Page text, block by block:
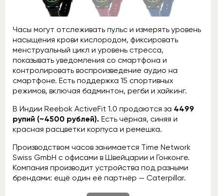
Часы могут отслеживать пульс и измерять уровень
насыщения крови кислородом, фиксировать
менструальный цикл и уровень стресса,
показывать уведомления со смартфона и
контролировать воспроизведение аудио на
смартфоне. Есть поддержка 15 спортивных
режимов, включая бадминтон, регби и хайкинг.
В Индии Reebok ActiveFit 1.0 продаются за 4499
рупий (~4500 рублей). Есть чёрная, синяя и
красная расцветки корпуса и ремешка.
Производством часов занимается Time Network
Swiss GmbH с офисами в Швейцарии и Гонконге.
Компания производит устройства под разными
брендами: ещё один её партнёр — Caterpillar.